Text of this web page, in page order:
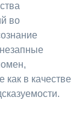
во
в качестве